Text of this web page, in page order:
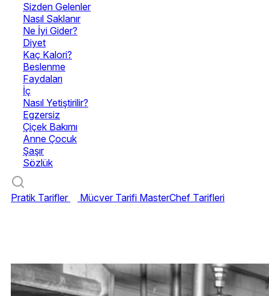
Sizden Gelenler
Nasıl Saklanır
Ne İyi Gider?
Diyet
Kaç Kalori?
Beslenme
Faydaları
İç
Nasıl Yetiştirilir?
Egzersiz
Çiçek Bakımı
Anne Çocuk
Şaşır
Sözlük
Pratik Tarifler Mücver Tarifi MasterChef Tarifleri